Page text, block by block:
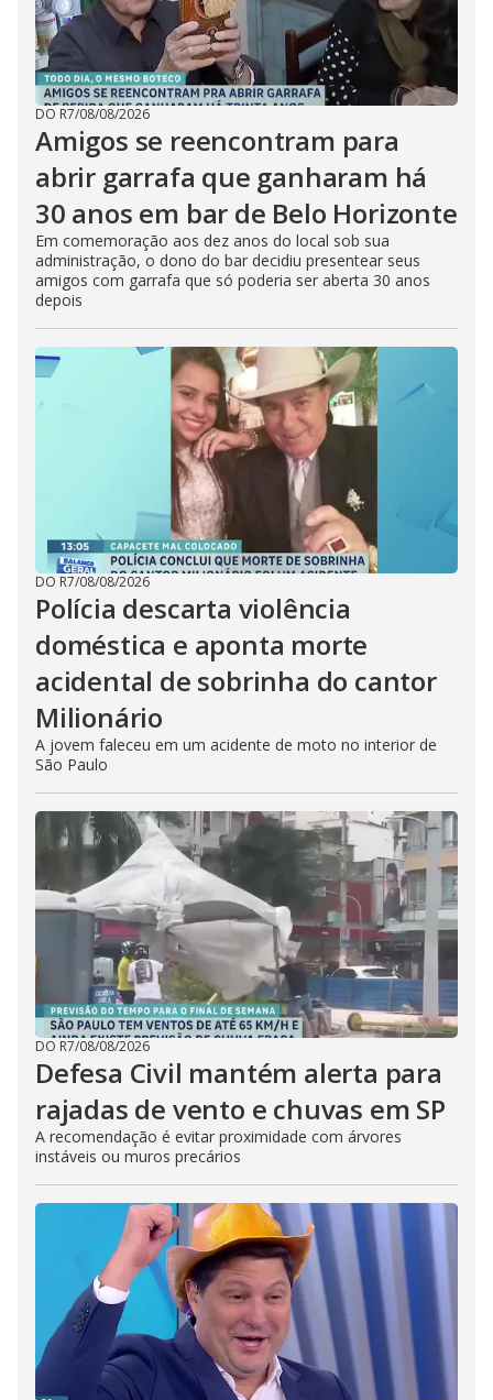
DO R7/08/08/2026
Amigos se reencontram para
abrir garrafa que ganharam há
30 anos em bar de Belo Horizonte
Em comemoração aos dez anos do local sob sua
administração, o dono do bar decidiu presentear seus
amigos com garrafa que só poderia ser aberta 30 anos
depois
DO R7/08/08/2026
Polícia descarta violência
doméstica e aponta morte
acidental de sobrinha do cantor
Milionário
A jovem faleceu em um acidente de moto no interior de
São Paulo
DO R7/08/08/2026
Defesa Civil mantém alerta para
rajadas de vento e chuvas em SP
A recomendação é evitar proximidade com árvores
instáveis ou muros precários